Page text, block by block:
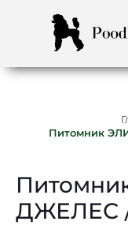
Питомник
ДЖЕЛЕС /